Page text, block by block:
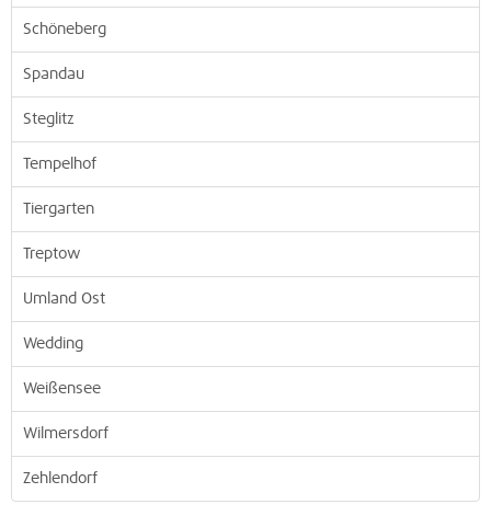
Schöneberg
Spandau
Steglitz
Tempelhof
Tiergarten
Treptow
Umland Ost
Wedding
Weißensee
Wilmersdorf
Zehlendorf